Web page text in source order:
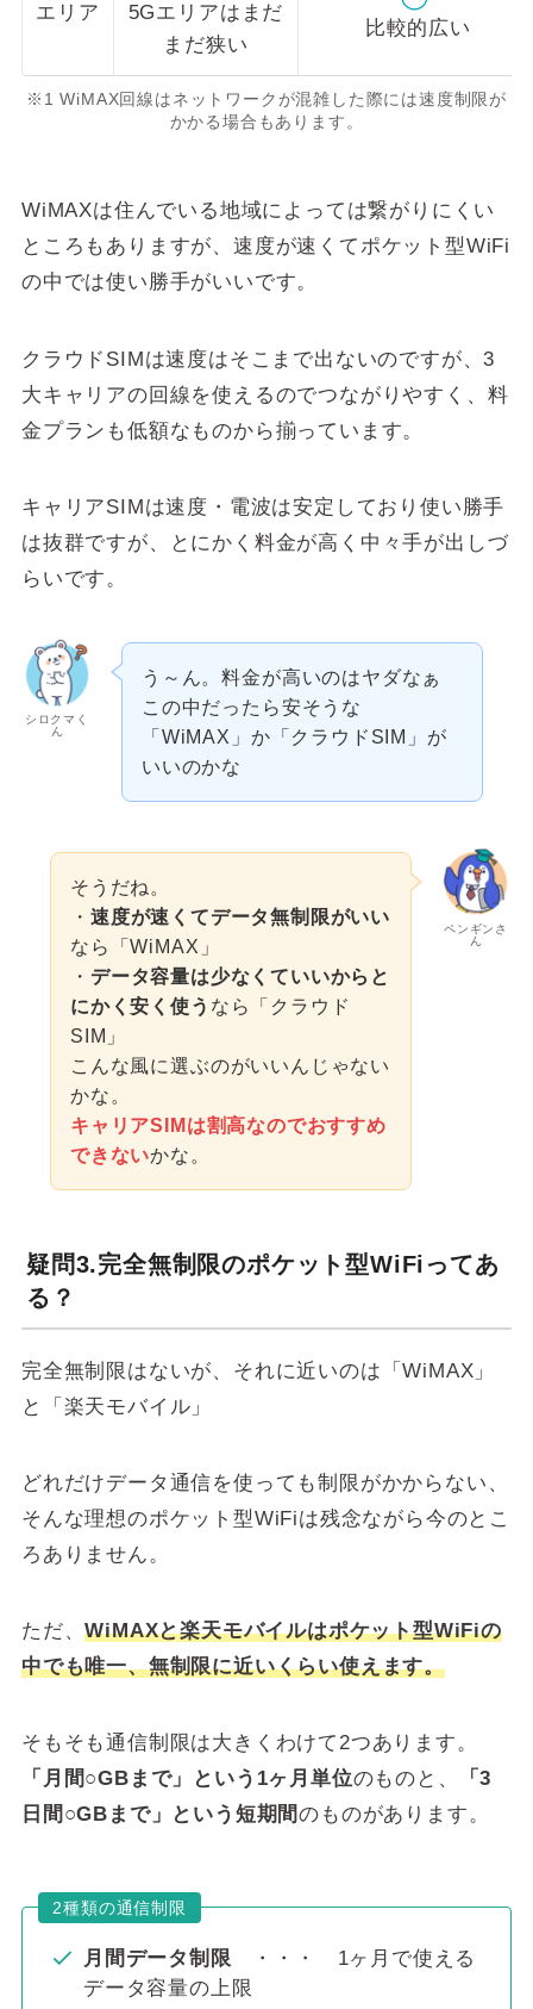
エリア
5Gエリアはまだ
まだ狭い
比較的広い
※1 WiMAX回線はネットワークが混雑した際には速度制限が
かかる場合もあります。
WiMAXは住んでいる地域によっては繋がりにくい
ところもありますが、速度が速くてポケット型WiFi
の中では使い勝手がいいです。
クラウドSIMは速度はそこまで出ないのですが、3
大キャリアの回線を使えるのでつながりやすく、料
金プランも低額なものから揃っています。
キャリアSIMは速度・電波は安定しており使い勝手
は抜群ですが、とにかく料金が高く中々手が出しづ
らいです。
シロクマく
ん
う～ん。料金が高いのはヤダなぁ
この中だったら安そうな
「WiMAX」か「クラウドSIM」が
いいのかな
ペンギンさ
ん
そうだね。
・ 速度が速くてデータ無制限がいい
なら「WiMAX」
・ データ容量は少なくていいからと
にかく安く使う なら「クラウド
SIM」
こんな風に選ぶのがいいんじゃない
かな。
キャリアSIMは割高なのでおすすめ
できないかな。
疑問3.完全無制限のポケット型WiFiってあ
る？
完全無制限はないが、それに近いのは「WiMAX」
と「楽天モバイル」
どれだけデータ通信を使っても制限がかからない、
そんな理想のポケット型WiFiは残念ながら今のとこ
ろありません。
ただ、WiMAXと楽天モバイルはポケット型WiFiの
中でも唯一、無制限に近いくらい使えます。
そもそも通信制限は大きくわけて2つあります。
「月間○GBまで」という1ヶ月単位のものと、
「3
日間○GBまで」という短期間のものがあります。
2種類の通信制限
月間データ制限 ・・・ 1ヶ月で使える
データ容量の上限